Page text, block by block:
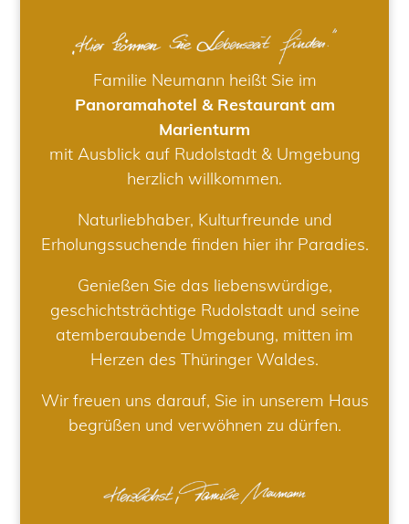
Familie Neumann heißt Sie im
Panoramahotel & Restaurant am
Marienturm
mit Ausblick auf Rudolstadt & Umgebung
herzlich willkommen.
Naturliebhaber, Kulturfreunde und
Erholungssuchende finden hier ihr Paradies.
Genießen Sie das liebenswürdige,
geschichtsträchtige Rudolstadt und seine
atemberaubende Umgebung, mitten im
Herzen des Thüringer Waldes.
Wir freuen uns darauf, Sie in unserem Haus
begrüßen und verwöhnen zu dürfen.